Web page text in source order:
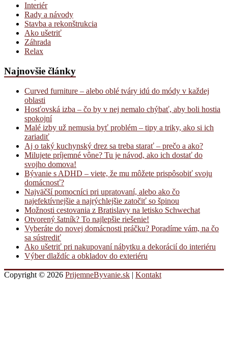
Interiér
Rady a návody
Stavba a rekonštrukcia
Ako ušetriť
Záhrada
Relax
Najnovšie články
Curved furniture – alebo oblé tváry idú do módy v každej
oblasti
Hosťovská izba – čo by v nej nemalo chýbať, aby boli hostia
spokojní
Malé izby už nemusia byť problém – tipy a triky, ako si ich
zariadiť
Aj o taký kuchynský drez sa treba starať – prečo a ako?
Milujete príjemné vône? Tu je návod, ako ich dostať do
svojho domova!
Bývanie s ADHD – viete, že mu môžete prispôsobiť svoju
domácnosť?
Najväčší pomocníci pri upratovaní, alebo ako čo
najefektívnejšie a najrýchlejšie zatočiť so špinou
Možnosti cestovania z Bratislavy na letisko Schwechat
Otvorený šatník? To najlepšie riešenie!
Vyberáte do novej domácnosti práčku? Poradíme vám, na čo
sa sústrediť
Ako ušetriť pri nakupovaní nábytku a dekorácií do interiéru
Výber dlaždíc a obkladov do exteriéru
Copyright © 2026 PrijemneByvanie.sk | Kontakt